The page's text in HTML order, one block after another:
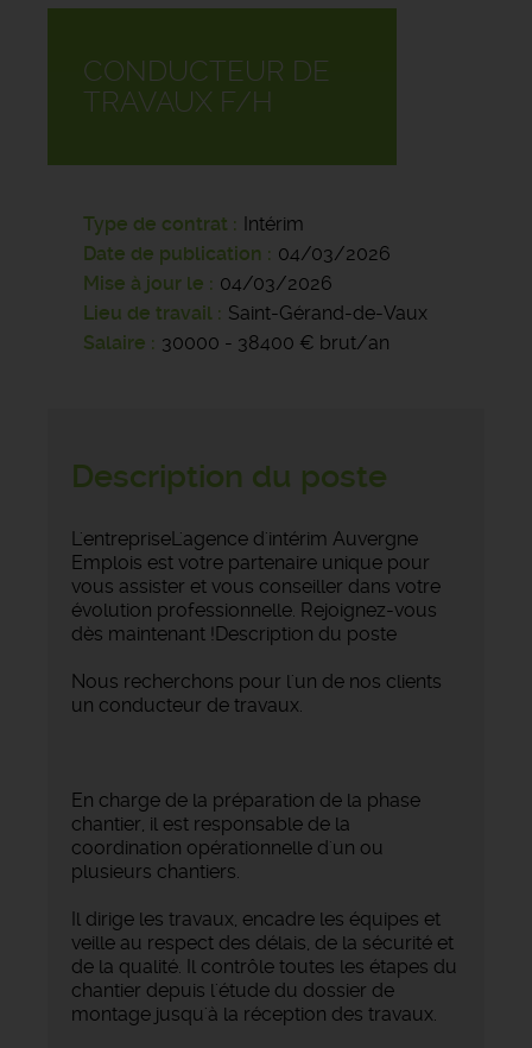
CONDUCTEUR DE
TRAVAUX F/H
Type de contrat
Intérim
Date de publication
04/03/2026
Mise à jour le
04/03/2026
Lieu de travail
Saint-Gérand-de-Vaux
Salaire
30000 - 38400 € brut/an
Description du poste
L'entrepriseL'agence d'intérim Auvergne
Emplois est votre partenaire unique pour
vous assister et vous conseiller dans votre
évolution professionnelle. Rejoignez-vous
dès maintenant !Description du poste
Nous recherchons pour l'un de nos clients
un conducteur de travaux.
En charge de la préparation de la phase
chantier, il est responsable de la
coordination opérationnelle d'un ou
plusieurs chantiers.
Il dirige les travaux, encadre les équipes et
veille au respect des délais, de la sécurité et
de la qualité. Il contrôle toutes les étapes du
chantier depuis l'étude du dossier de
montage jusqu'à la réception des travaux.